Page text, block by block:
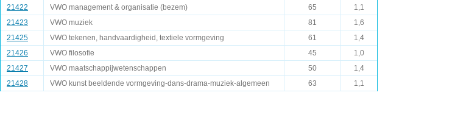
21422
VWO management & organisatie (bezem) 65
1,1
21423
VWO muziek 81
1,6
21425
VWO tekenen, handvaardigheid, textiele vormgeving 61
1,4
21426
VWO filosofie 45
1,0
21427
VWO maatschappijwetenschappen 50
1,4
21428
VWO kunst beeldende vormgeving-dans-drama-muziek-algemeen 63 1,1